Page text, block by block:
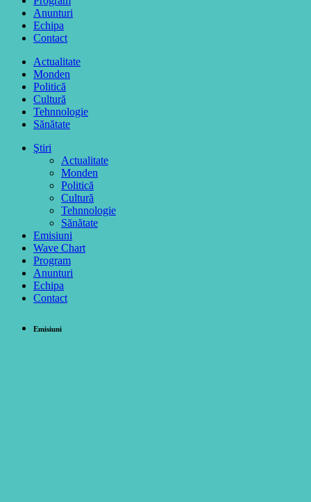
Anunturi
Echipa
Contact
Actualitate
Monden
Politică
Cultură
Tehnnologie
Sănătate
Ştiri
Actualitate
Monden
Politică
Cultură
Tehnnologie
Sănătate
Emisiuni
Wave Chart
Program
Anunturi
Echipa
Contact
Emisiuni